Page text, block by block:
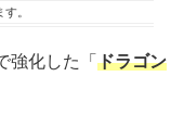
。
強化した「 ドラゴン